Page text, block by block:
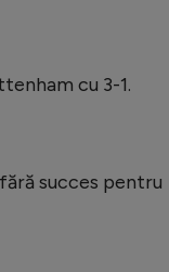
cu 3-1.
succes pentru